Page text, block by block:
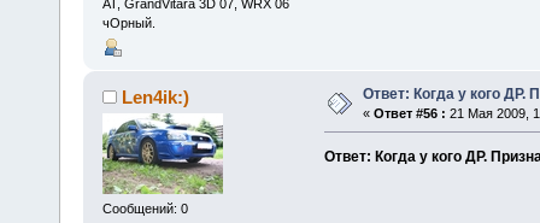
AT, GrandVitara 3D 07, WRX 06
чОрный.
Len4ik:)
Сообщений: 0
Ответ: Когда у кого ДР.
« Ответ #56 : 21 Мая 2009,
Ответ: Когда у кого ДР.